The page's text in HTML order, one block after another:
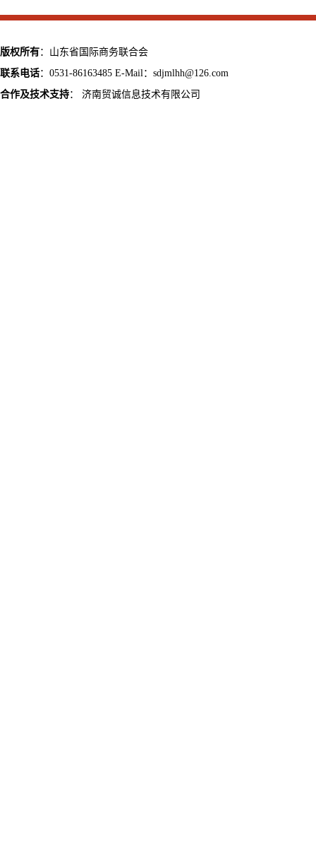
版权所有：山东省国际商务联合会
联系电话：0531-86163485 E-Mail：sdjmlhh@126.com
合作及技术支持： 济南贸诚信息技术有限公司